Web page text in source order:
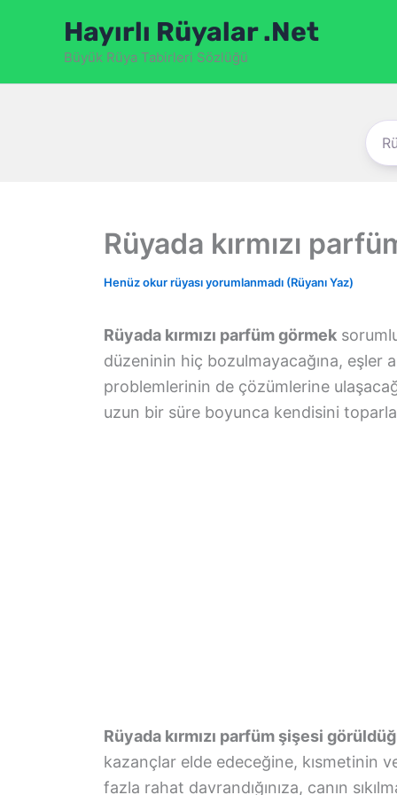
Hayırlı Rüyalar .Net
Büyük Rüya Tabirleri Sözlüğü
Rüyada kırmızı
Henüz okur rüyası yorumlanmadı (Rüyanı Yaz)
Rüyada kırmızı parfüm görmek
düzeninin hiç bozulmayacağına, eşler
problemlerinin de çözümlerine
uzun bir süre boyunca kendisini
Rüyada kırmızı parfüm şişesi
kazançlar elde edeceğine, kısmetinin
fazla rahat davrandığınıza, canın